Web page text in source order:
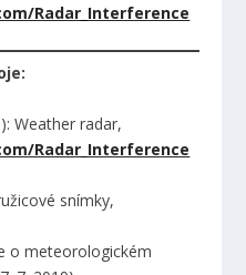
Radar_Interference
Weather radar,
Radar_Interference
snímky,
o meteorologickém